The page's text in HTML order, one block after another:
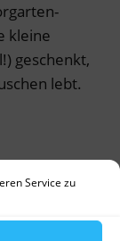
Service zu
kleine
geschenkt,
lebt.